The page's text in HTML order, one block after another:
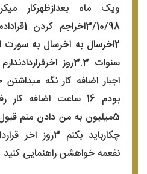
ویک ماه بعدازظهرکار
2اخرسال به اخرسال به
اجبار اضافه کار نگه
بودم 16 ساعت اضافه
5میلیون به من دادن منم
چکارباید بکنم
نفعمه خواهشن راهنمایی کنید